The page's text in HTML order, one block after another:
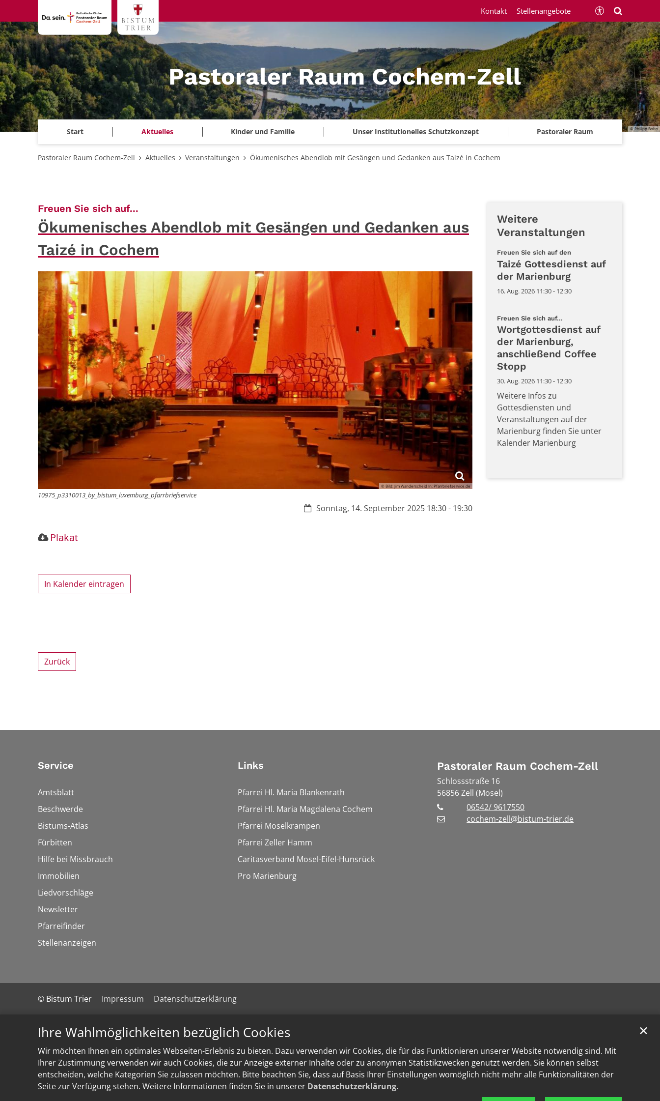
Ihre Wahlmöglichkeiten bezüglich Cookies
Wir möchten Ihnen ein optimales Webseiten-Erlebnis zu bieten. Dazu verwenden wir Cookies, die für das Funktionieren unserer Website notwendig sind. Mit
Ihrer Zustimmung verwenden wir auch Cookies, die zur Anzeige externer Inhalte oder zu anonymen Statistikzwecken genutzt werden. Sie können selbst
entscheiden, welche Kategorien Sie zulassen möchten. Bitte beachten Sie, dass auf Basis Ihrer Einstellungen womöglich nicht mehr alle Funktionalitäten der
Seite zur Verfügung stehen. Weitere Informationen finden Sie in unserer Datenschutzerklärung.
✕
© Philipp Bohn
Pastoraler Raum Cochem‑Zell
Start Aktuelles Kinder und Familie Unser Institutionelles Schutzkonzept Pastoraler Raum
Kontakt Stellenangebote
Pastoraler Raum Cochem-Zell Aktuelles Veranstaltungen Ökumenisches Abendlob mit Gesängen und Gedanken aus Taizé in Cochem
Freuen Sie sich auf...
Ökumenisches Abendlob mit Gesängen und Gedanken aus
Taizé in Cochem
© Bild: Jim Wanderscheid In: Pfarrbriefservice.de
10975_p3310013_by_bistum_luxemburg_pfarrbriefservice
Datum:Sonntag, 14. September 2025 18:30 - 19:30
Plakat
In Kalender eintragen
Weitere
Veranstaltungen
Freuen Sie sich auf den:
Taizé Gottesdienst auf
der Marienburg
16. Aug. 2026 11:30 - 12:30
Freuen Sie sich auf...
Wortgottesdienst auf
der Marienburg,
anschließend Coffee
Stopp
30. Aug. 2026 11:30 - 12:30
Weitere Infos zu
Gottesdiensten und
Veranstaltungen auf der
Marienburg finden Sie unter
Kalender Marienburg
Zurück
Service
Amtsblatt
Beschwerde
Bistums-Atlas
Fürbitten
Hilfe bei Missbrauch
Immobilien
Liedvorschläge
Newsletter
Pfarreifinder
Stellenanzeigen
Links
Pfarrei Hl. Maria Blankenrath
Pfarrei Hl. Maria Magdalena Cochem
Pfarrei Moselkrampen
Pfarrei Zeller Hamm
Caritasverband Mosel-Eifel-Hunsrück
Pro Marienburg
Pastoraler Raum Cochem-Zell
Schlossstraße 16
56856Zell (Mosel)
06542/ 9617550
cochem-zell@bistum-trier.de
© Bistum Trier Impressum Datenschutzerklärung